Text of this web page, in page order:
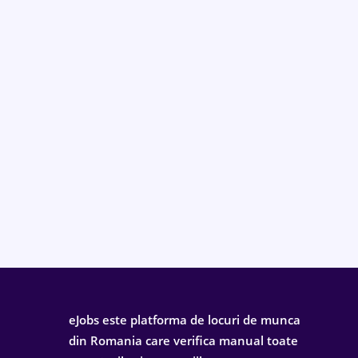
eJobs este platforma de locuri de munca
din Romania care verifica manual toate